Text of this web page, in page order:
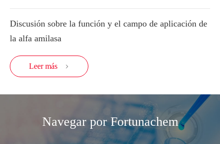
Discusión sobre la función y el campo de aplicación de
la alfa amilasa
Leer más 
Navegar por Fortunachem